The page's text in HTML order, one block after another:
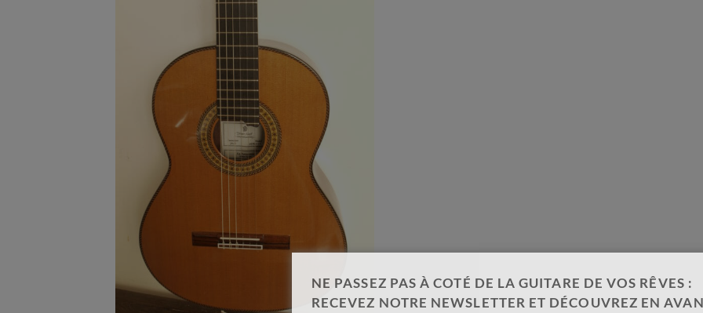
NE PASSEZ PAS À COTÉ DE LA GUITARE DE VOS RÊVES :
RECEVEZ NOTRE NEWSLETTER ET DÉCOUVREZ EN